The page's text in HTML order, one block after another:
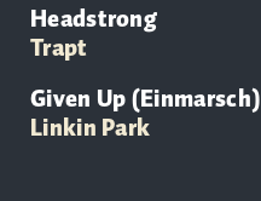
Headstrong
Trapt
Given Up (Einmarsch)
Linkin Park